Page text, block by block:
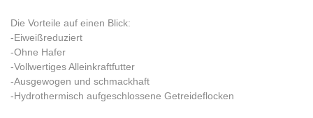
Die Vorteile auf einen Blick:
-Eiweißreduziert
-Ohne Hafer
-Vollwertiges Alleinkraftfutter
-Ausgewogen und schmackhaft
-Hydrothermisch aufgeschlossene Getreideflocken